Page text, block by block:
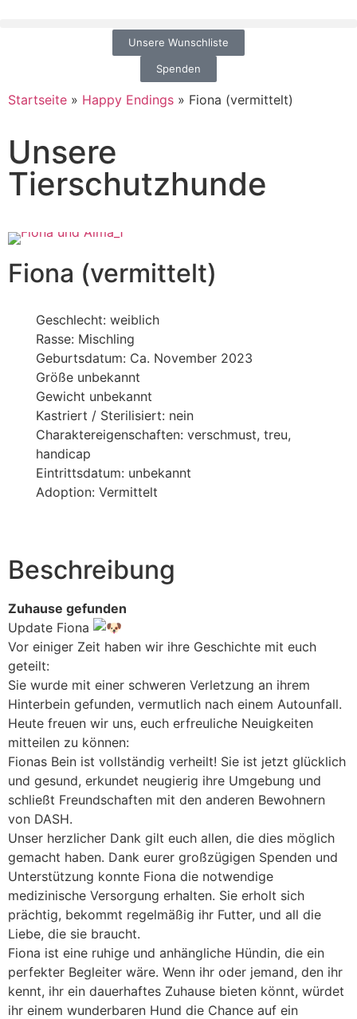
Unsere Wunschliste
Spenden
Startseite » Happy Endings » Fiona (vermittelt)
Unsere
Tierschutzhunde
Fiona (vermittelt)
Geschlecht: weiblich
Rasse: Mischling
Geburtsdatum: Ca. November 2023
Größe unbekannt
Gewicht unbekannt
Kastriert / Sterilisiert: nein
Charaktereigenschaften: verschmust, treu,
handicap
Eintrittsdatum: unbekannt
Adoption: Vermittelt
Beschreibung
Zuhause gefunden
Update Fiona
Vor einiger Zeit haben wir ihre Geschichte mit euch
geteilt:
Sie wurde mit einer schweren Verletzung an ihrem
Hinterbein gefunden, vermutlich nach einem Autounfall.
Heute freuen wir uns, euch erfreuliche Neuigkeiten
mitteilen zu können:
Fionas Bein ist vollständig verheilt! Sie ist jetzt glücklich
und gesund, erkundet neugierig ihre Umgebung und
schließt Freundschaften mit den anderen Bewohnern
von DASH.
Unser herzlicher Dank gilt euch allen, die dies möglich
gemacht haben. Dank eurer großzügigen Spenden und
Unterstützung konnte Fiona die notwendige
medizinische Versorgung erhalten. Sie erholt sich
prächtig, bekommt regelmäßig ihr Futter, und all die
Liebe, die sie braucht.
Fiona ist eine ruhige und anhängliche Hündin, die ein
perfekter Begleiter wäre. Wenn ihr oder jemand, den ihr
kennt, ihr ein dauerhaftes Zuhause bieten könnt, würdet
ihr einem wunderbaren Hund die Chance auf ein